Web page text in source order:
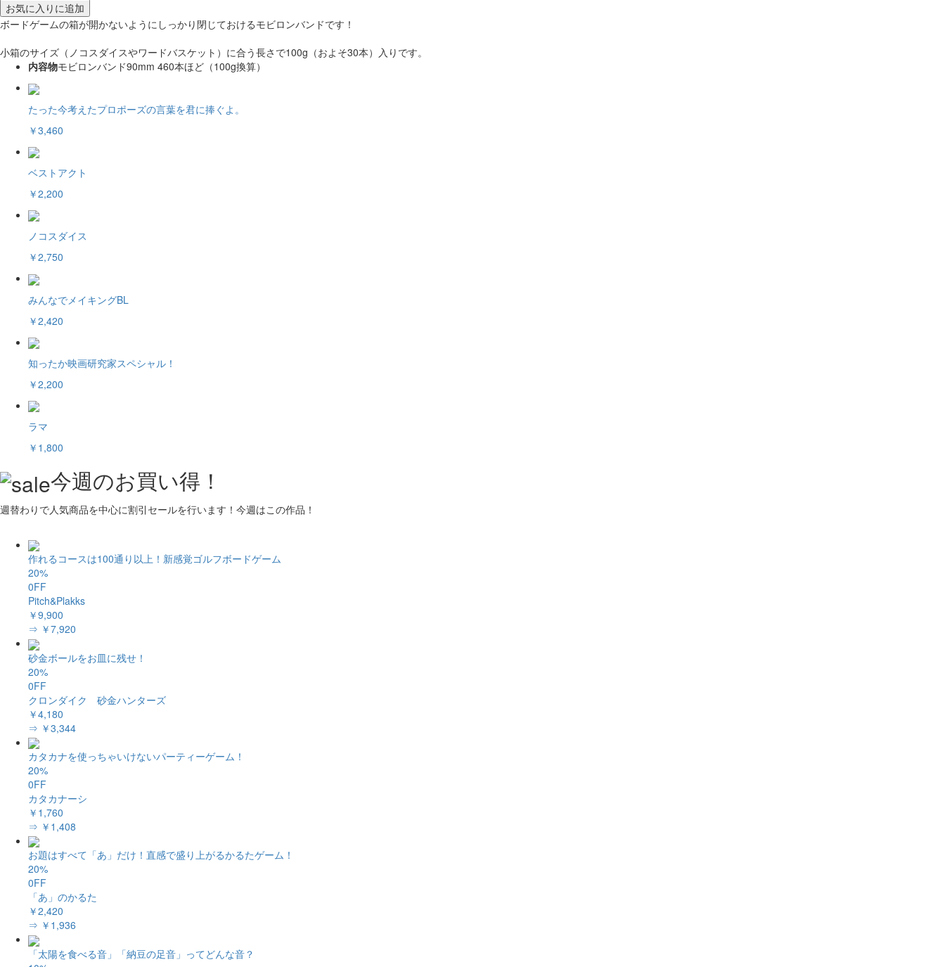
お気に入りに追加
ボードゲームの箱が開かないようにしっかり閉じておけるモビロンバンドです！
小箱のサイズ（ノコスダイスやワードバスケット）に合う長さで100g（およそ30本）入りです。
内容物モビロンバンド90mm 460本ほど（100g換算）
たった今考えたプロポーズの言葉を君に捧ぐよ。
￥3,460
ベストアクト
￥2,200
ノコスダイス
￥2,750
みんなでメイキングBL
￥2,420
知ったか映画研究家スペシャル！
￥2,200
ラマ
￥1,800
今週のお買い得！
週替わりで人気商品を中心に割引セールを行います！今週はこの作品！
作れるコースは100通り以上！新感覚ゴルフボードゲーム
20%
0FF
Pitch&Plakks
￥9,900
⇒ ￥7,920
砂金ボールをお皿に残せ！
20%
0FF
クロンダイク 砂金ハンターズ
￥4,180
⇒ ￥3,344
カタカナを使っちゃいけないパーティーゲーム！
20%
0FF
カタカナーシ
￥1,760
⇒ ￥1,408
お題はすべて「あ」だけ！直感で盛り上がるかるたゲーム！
20%
0FF
「あ」のかるた
￥2,420
⇒ ￥1,936
「太陽を食べる音」「納豆の足音」ってどんな音？